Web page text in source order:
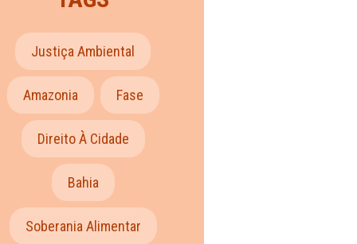
Justiça Ambiental
Amazonia Fase
Direito À Cidade
Bahia
Soberania Alimentar